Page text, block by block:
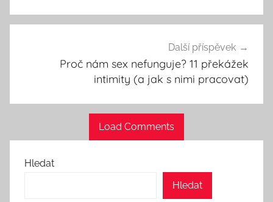
Další příspěvek
Proč nám sex nefunguje? 11 překážek
intimity (a jak s nimi pracovat)
Load Comments
Hledat
Hledat